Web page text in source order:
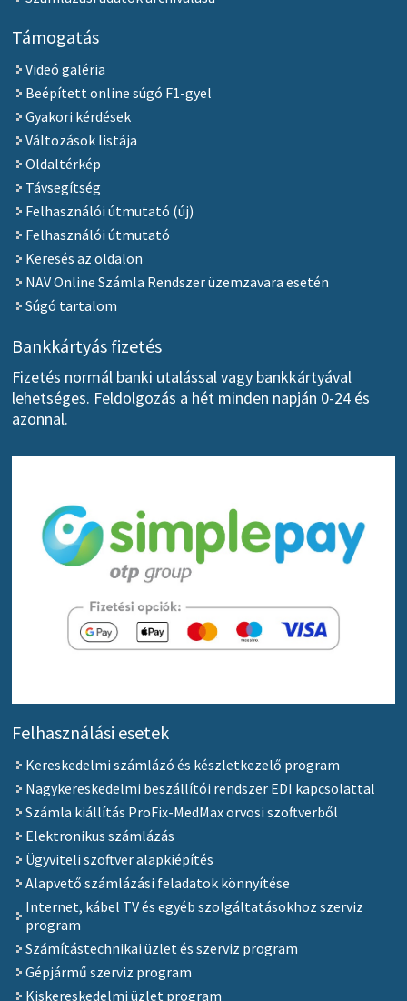
Támogatás
Videó galéria
Beépített online súgó F1-gyel
Gyakori kérdések
Változások listája
Oldaltérkép
Távsegítség
Felhasználói útmutató (új)
Felhasználói útmutató
Keresés az oldalon
NAV Online Számla Rendszer üzemzavara esetén
Súgó tartalom
Bankkártyás fizetés
Fizetés normál banki utalással vagy bankkártyával
lehetséges. Feldolgozás a hét minden napján 0-24 és
azonnal.
Felhasználási esetek
Kereskedelmi számlázó és készletkezelő program
Nagykereskedelmi beszállítói rendszer EDI kapcsolattal
Számla kiállítás ProFix-MedMax orvosi szoftverből
Elektronikus számlázás
Ügyviteli szoftver alapkiépítés
Alapvető számlázási feladatok könnyítése
Internet, kábel TV és egyéb szolgáltatásokhoz szerviz
program
Számítástechnikai üzlet és szerviz program
Gépjármű szerviz program
Kiskereskedelmi üzlet program